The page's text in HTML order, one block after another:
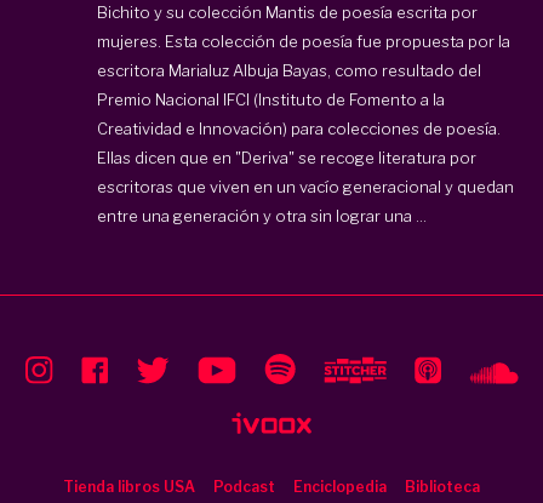
Bichito y su colección Mantis de poesía escrita por
mujeres. Esta colección de poesía fue propuesta por la
escritora Marialuz Albuja Bayas, como resultado del
Premio Nacional IFCI (Instituto de Fomento a la
Creatividad e Innovación) para colecciones de poesía.
Ellas dicen que en "Deriva" se recoge literatura por
escritoras que viven en un vacío generacional y quedan
entre una generación y otra sin lograr una ...
Tienda libros USA Podcast Enciclopedia Biblioteca